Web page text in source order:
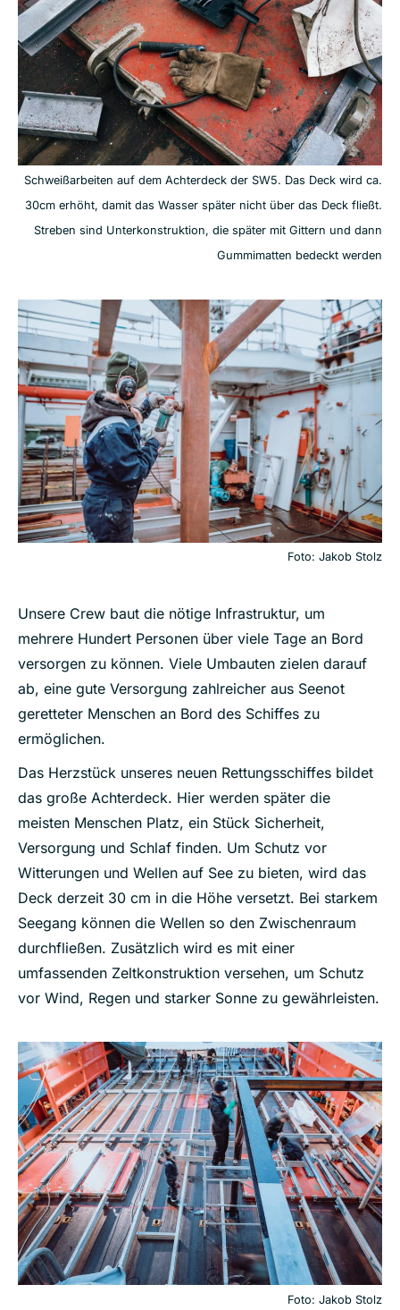
Schweißarbeiten auf dem Achterdeck der SW5. Das Deck wird ca.
30cm erhöht, damit das Wasser später nicht über das Deck fließt.
Streben sind Unterkonstruktion, die später mit Gittern und dann
Gummimatten bedeckt werden
Foto: Jakob Stolz
Unsere Crew baut die nötige Infrastruktur, um
mehrere Hundert Personen über viele Tage an Bord
versorgen zu können. Viele Umbauten zielen darauf
ab, eine gute Versorgung zahlreicher aus Seenot
geretteter Menschen an Bord des Schiffes zu
ermöglichen.
Das Herzstück unseres neuen Rettungsschiffes bildet
das große Achterdeck. Hier werden später die
meisten Menschen Platz, ein Stück Sicherheit,
Versorgung und Schlaf finden. Um Schutz vor
Witterungen und Wellen auf See zu bieten, wird das
Deck derzeit 30 cm in die Höhe versetzt. Bei starkem
Seegang können die Wellen so den Zwischenraum
durchfließen. Zusätzlich wird es mit einer
umfassenden Zeltkonstruktion versehen, um Schutz
vor Wind, Regen und starker Sonne zu gewährleisten.
Foto: Jakob Stolz